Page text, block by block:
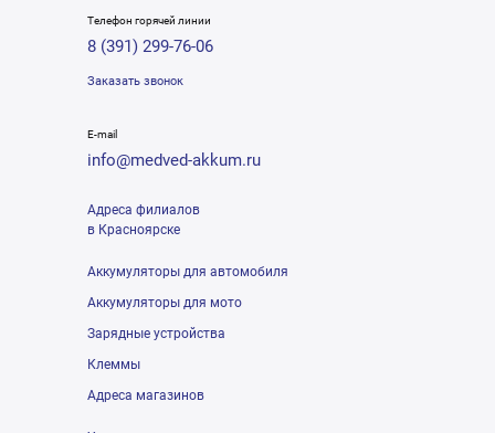
Телефон горячей линии
8 (391) 299-76-06
Заказать звонок
E-mail
info@medved-akkum.ru
Адреса филиалов
в Красноярске
Аккумуляторы для автомобиля
Аккумуляторы для мото
Зарядные устройства
Клеммы
Адреса магазинов